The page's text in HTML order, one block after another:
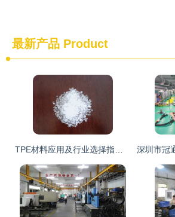
最新产品 Product